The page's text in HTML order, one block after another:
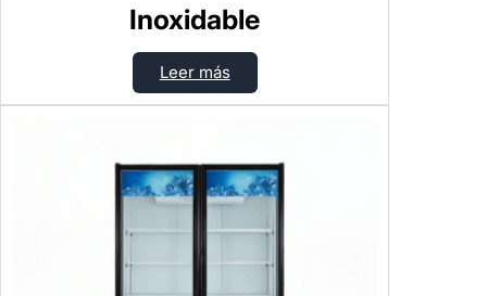
Inoxidable
Leer más